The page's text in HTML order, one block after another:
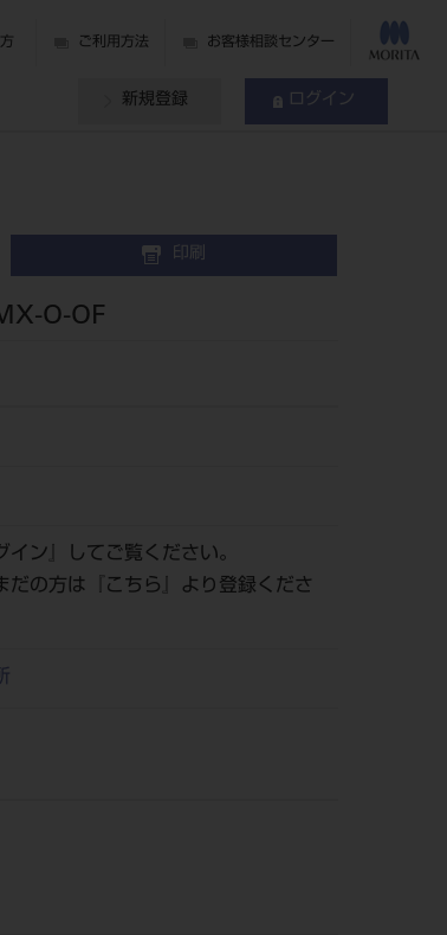
ご利用方法 お客様相談センター
新規登録 ログイン
印刷
O-OF
イン 』してご覧ください。
の方は『
こちら
』より登録くださ